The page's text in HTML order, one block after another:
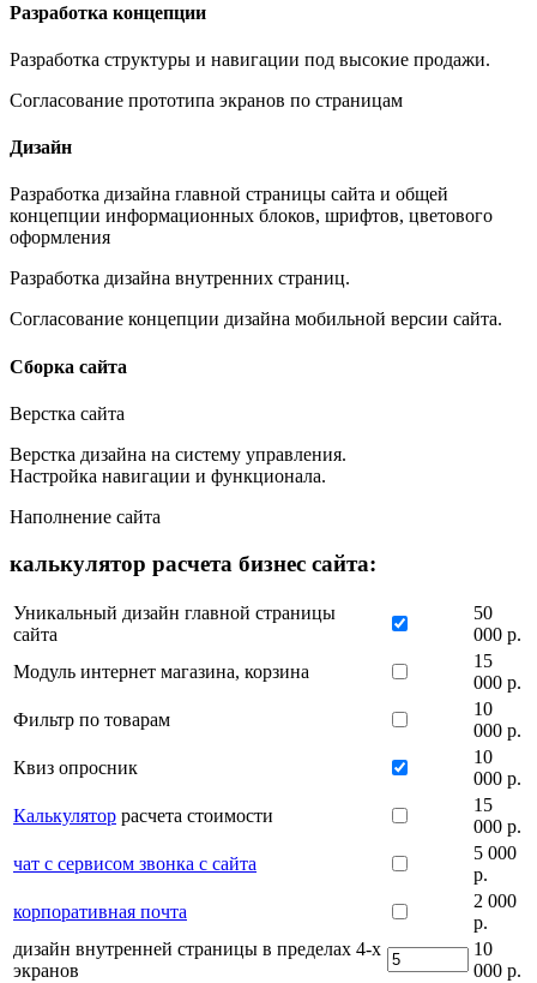
Разработка концепции
Разработка структуры и навигации под высокие продажи.
Согласование прототипа экранов по страницам
Дизайн
Разработка дизайна главной страницы сайта и общей
концепции информационных блоков, шрифтов, цветового
оформления
Разработка дизайна внутренних страниц.
Согласование концепции дизайна мобильной версии сайта.
Сборка сайта
Верстка сайта
Верстка дизайна на систему управления.
Настройка навигации и функционала.
Наполнение сайта
калькулятор расчета бизнес сайта:
Уникальный дизайн главной страницы
сайта
50
000 р.
Модуль интернет магазина, корзина
15
000 р.
Фильтр по товарам
10
000 р.
Квиз опросник
10
000 р.
Калькулятор расчета стоимости
15
000 р.
чат с сервисом звонка с сайта
5 000
р.
корпоративная почта
2 000
р.
дизайн внутренней страницы в пределах 4-х
экранов
10
000 р.